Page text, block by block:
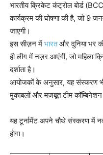
भारतीय क्रिकेट कंट्रोल बोर्ड
कार्यक्रम की घोषणा की है, जो 9
जाएगी।​
इस सीज़न में भारतऔर दुनिया भर
ही लीग में नज़र आएंगी, जो महिला
दर्शाता है।​
आयोजकों के अनुसार, यह संस्करण
मुकाबलों और मजबूत टीम कॉम्बिनेशन
यह टूर्नामेंट अपने चौथे संस्करण में
होगा।